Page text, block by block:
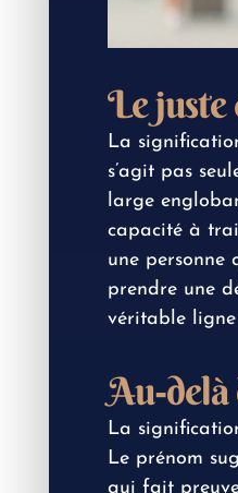
Le juste
La
s’agit pas
large
capacité à
une personne
prendre une
véritable
Au-delà
La
Le prénom
qui fait